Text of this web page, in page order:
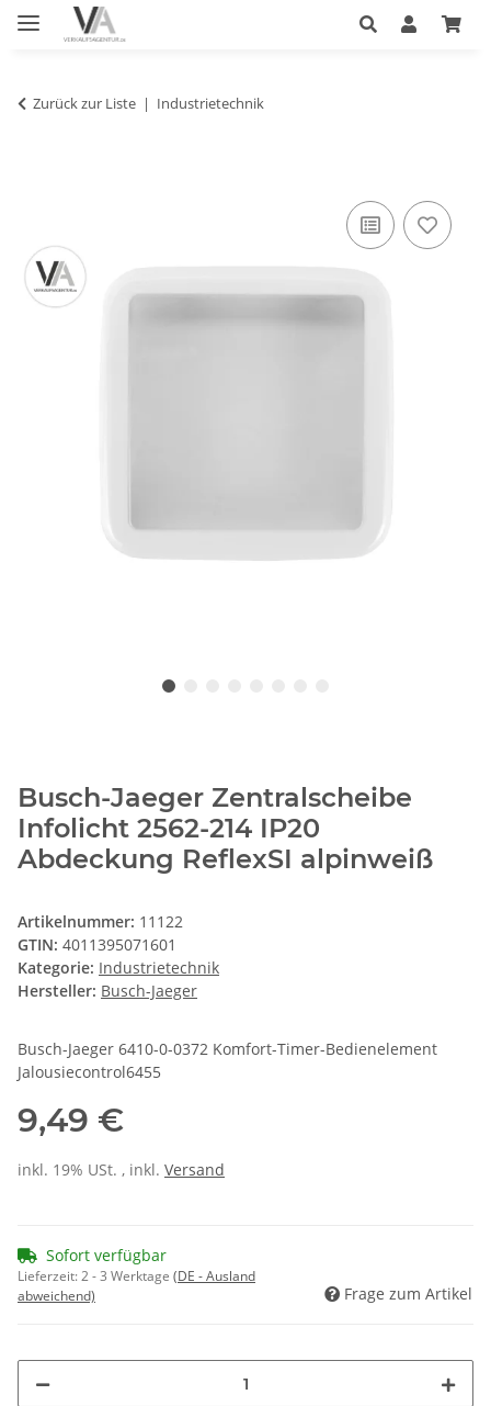
Zurück zur Liste Industrietechnik
Busch-Jaeger Zentralscheibe
Infolicht 2562-214 IP20
Abdeckung ReflexSI alpinweiß
Artikelnummer: 11122
GTIN: 4011395071601
Kategorie: Industrietechnik
Hersteller: Busch-Jaeger
Busch-Jaeger 6410-0-0372 Komfort-Timer-Bedienelement
Jalousiecontrol6455
9,49 €
inkl. 19% USt. , inkl. Versand
Sofort verfügbar
Lieferzeit:2 - 3 Werktage (DE - Ausland
abweichend)
Frage zum Artikel